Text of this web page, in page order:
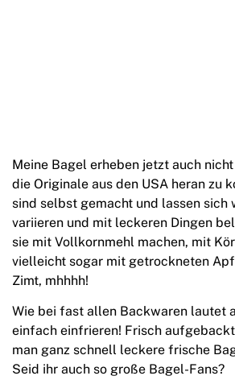
Meine Bagel erheben jetzt auch
die Originale aus den USA heran zu
sind selbst gemacht und lassen sich
variieren und mit leckeren Dingen
sie mit Vollkornmehl machen, mit
vielleicht sogar mit getrockneten
Zimt, mhhhh!
Wie bei fast allen Backwaren lautet
einfach einfrieren! Frisch
man ganz schnell leckere frische
Seid ihr auch so große Bagel-Fans?